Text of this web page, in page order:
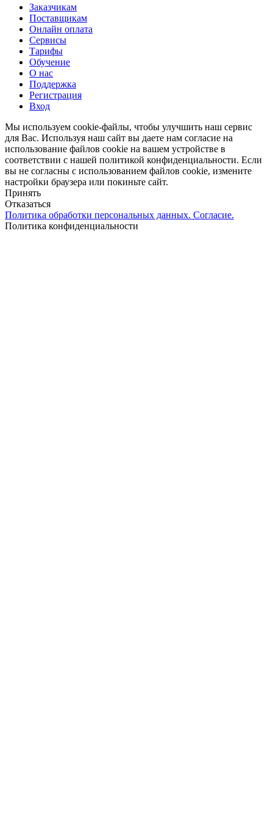
Close
Menu
Заказчикам
Поставщикам
Онлайн оплата
Сервисы
Тарифы
Обучение
О нас
Поддержка
Регистрация
Вход
Мы используем cookie-файлы, чтобы улучшить наш сервис
для Вас. Используя наш сайт вы даете нам согласие на
использование файлов cookie на вашем устройстве в
соответствии с нашей политикой конфиденциальности. Если
вы не согласны с использованием файлов cookie, измените
настройки браузера или покиньте сайт.
Принять
Отказаться
Политика обработки персональных данных. Согласие.
Политика конфиденциальности